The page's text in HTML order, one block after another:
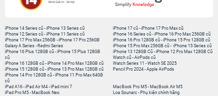
iPhone 14 Series cũ -iPhone 13 Series cũ
iPhone 12 Series cũ -iPhone 11 Series cũ
iPhone 17 Pro Max 256GB -iPhone 17 Pro 256GB
Galaxy A Series - Redmi Series
iPhone 17 cũ-iPhone 17 Pro Max cũ
iPhone 16 Series cũ- iPhone 16 Pro Max 256GB cũ
iPhone 16 Pro 128GB cũ-iPhone 15 Pro 128GB cũ
iPhone 15 Pro Max 256GB cũ- iPhone 15 Series cũ
iPhone 16 Plus 128GB cũ -iPhone 15 Plus 128GB
cũ
iPhone 16 128GB cũ -iPhone 14 Pro Max 128GB cũ
iPhone 15 128GB cũ -iPhone 13 Pro Max 128GB cũ
iPhone 14 Pro 128GB cũ -iPhone 11 Pro Max 64GB
cũ
iPhone 13 128GB Cũ-iPhone 12 Pro Max 128GB Cũ
Watch cũ-AirPods cũ
Watch Series 11 -Watch SE 2025
Pencil Pro 2024-Apple AirPods
iPad A16 -iPad Air M4 -iPad mini 7
iPad Pro M5 - MacBook Neo
MacBook Pro M5- MacBook Air M5
Loa Sounarc- Phụ kiện chính hãng